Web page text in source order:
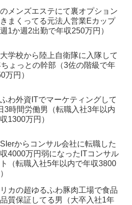
メンズエステにて裏オプション
まくってる元法人営業Eカップ
1か週2出勤で年収250万円）
学校から陸上自衛隊に入隊して
ょっとの幹部（3佐の階級で年
万円）
わ外資ITでマーケティングして
3時間労働男（転職入社3年以内
1300万円）
からコンサル会社に転職した
4000万円弱になったITコンサル
（転職入社5年以内で年収3800
カの超ゆるふわ豚肉工場で食品
質保証してる男（大卒入社1年